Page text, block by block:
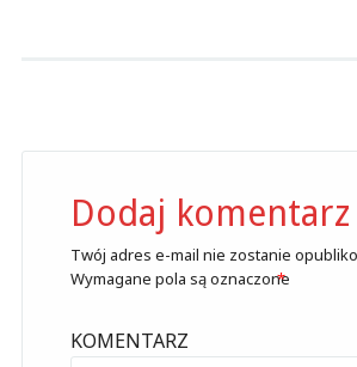
Dodaj komentarz
Twój adres e-mail nie zostanie
Wymagane pola są oznaczone
*
KOMENTARZ